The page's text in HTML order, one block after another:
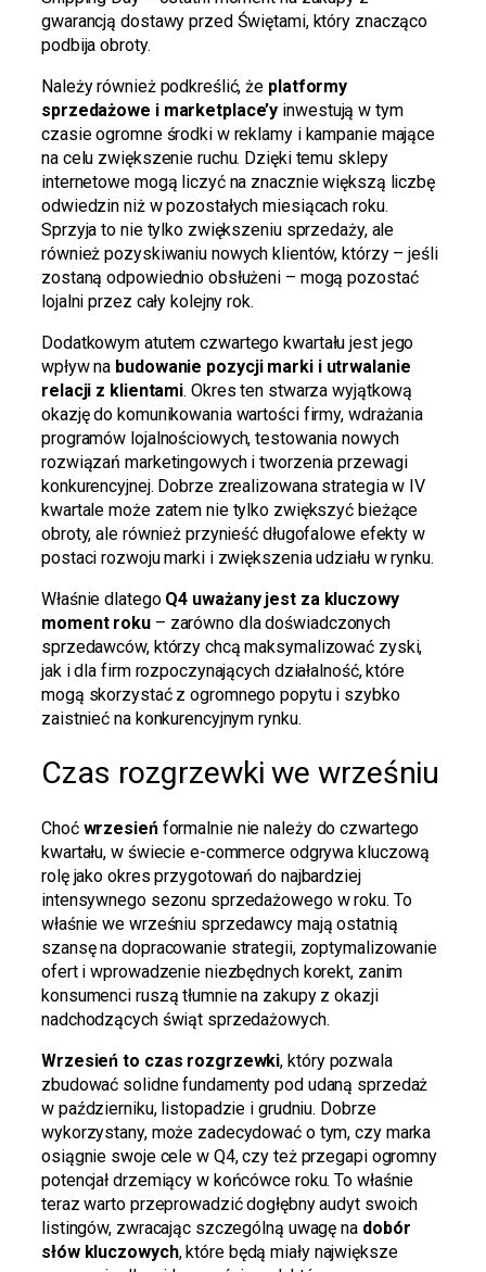
gwarancją dostawy przed Świętami, który znacząco
podbija obroty.
Należy również podkreślić, że platformy
sprzedażowe i marketplace’y inwestują w tym
czasie ogromne środki w reklamy i kampanie mające
na celu zwiększenie ruchu. Dzięki temu sklepy
internetowe mogą liczyć na znacznie większą liczbę
odwiedzin niż w pozostałych miesiącach roku.
Sprzyja to nie tylko zwiększeniu sprzedaży, ale
również pozyskiwaniu nowych klientów, którzy – jeśli
zostaną odpowiednio obsłużeni – mogą pozostać
lojalni przez cały kolejny rok.
Dodatkowym atutem czwartego kwartału jest jego
wpływ na budowanie pozycji marki i utrwalanie
relacji z klientami. Okres ten stwarza wyjątkową
okazję do komunikowania wartości firmy, wdrażania
programów lojalnościowych, testowania nowych
rozwiązań marketingowych i tworzenia przewagi
konkurencyjnej. Dobrze zrealizowana strategia w IV
kwartale może zatem nie tylko zwiększyć bieżące
obroty, ale również przynieść długofalowe efekty w
postaci rozwoju marki i zwiększenia udziału w rynku.
Właśnie dlatego Q4 uważany jest za kluczowy
moment roku– zarówno dla doświadczonych
sprzedawców, którzy chcą maksymalizować zyski,
jak i dla firm rozpoczynających działalność, które
mogą skorzystać z ogromnego popytu i szybko
zaistnieć na konkurencyjnym rynku.
Czas rozgrzewki we wrześniu
Choć wrzesieńformalnie nie należy do czwartego
kwartału, w świecie e-commerce odgrywa kluczową
rolę jako okres przygotowań do najbardziej
intensywnego sezonu sprzedażowego w roku. To
właśnie we wrześniu sprzedawcy mają ostatnią
szansę na dopracowanie strategii, zoptymalizowanie
ofert i wprowadzenie niezbędnych korekt, zanim
konsumenci ruszą tłumnie na zakupy z okazji
nadchodzących świąt sprzedażowych.
Wrzesień to czas rozgrzewki, który pozwala
zbudować solidne fundamenty pod udaną sprzedaż
w październiku, listopadzie i grudniu. Dobrze
wykorzystany, może zadecydować o tym, czy marka
osiągnie swoje cele w Q4, czy też przegapi ogromny
potencjał drzemiący w końcówce roku. To właśnie
teraz warto przeprowadzić dogłębny audyt swoich
listingów, zwracając szczególną uwagę na dobór
słów kluczowych, które będą miały największe